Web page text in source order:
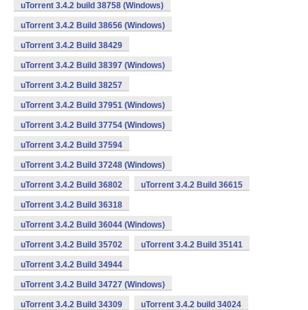
uTorrent 3.4.2 build 38758 (Windows)
uTorrent 3.4.2 Build 38656 (Windows)
uTorrent 3.4.2 Build 38429
uTorrent 3.4.2 Build 38397 (Windows)
uTorrent 3.4.2 Build 38257
uTorrent 3.4.2 Build 37951 (Windows)
uTorrent 3.4.2 Build 37754 (Windows)
uTorrent 3.4.2 Build 37594
uTorrent 3.4.2 Build 37248 (Windows)
uTorrent 3.4.2 Build 36802 uTorrent 3.4.2 Build 36615
uTorrent 3.4.2 Build 36318
uTorrent 3.4.2 Build 36044 (Windows)
uTorrent 3.4.2 Build 35702 uTorrent 3.4.2 Build 35141
uTorrent 3.4.2 Build 34944
uTorrent 3.4.2 Build 34727 (Windows)
uTorrent 3.4.2 Build 34309 uTorrent 3.4.2 build 34024